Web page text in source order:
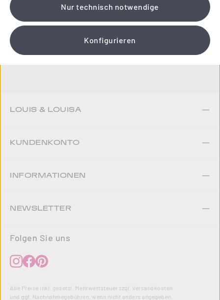
liebevoll gestalteten Newsletter.
Wir schenken Ihnen einen 10 % Gutschein!
LOUIS & LOUISA
KUNDENKONTO
INFORMATIONEN
NEWSLETTER
Folgen Sie uns
Alle Preise inkl. gesetzl. Mehrwertsteuer zzgl. Versandkosten
und ggf. Nachnahmegebühren, wenn nicht anders angegeben.
Nur technisch notwendige
Konfigurieren